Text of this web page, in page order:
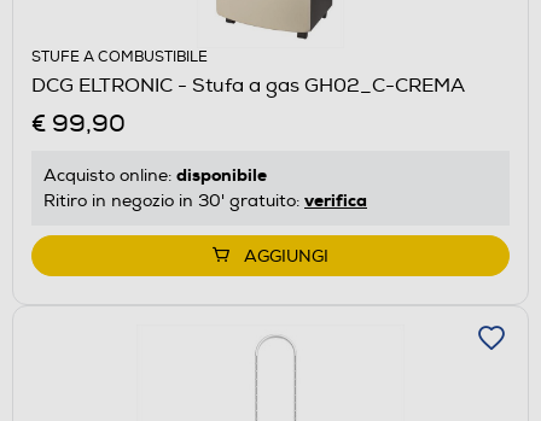
STUFE A COMBUSTIBILE
DCG ELTRONIC - Stufa a gas GH02_C-CREMA
€ 99,90
Acquisto online: disponibile
Ritiro in negozio in 30' gratuito: verifica
AGGIUNGI